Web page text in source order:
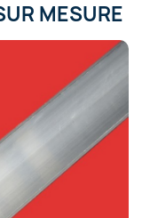
MESURE